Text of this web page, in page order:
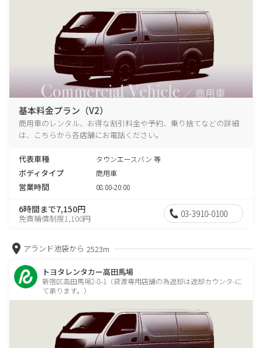
基本料金プラン（V2）
商用車のレンタル、お得な割引料金や予約、乗り捨てなどの詳細
は、こちらから各店舗にお電話ください。
代表車種 タウンエースバン 等
ボディタイプ 商用車
営業時間 08:00-20:00
6時間まで7,150円
免責補償制度1,100円 03-3910-0100
アランド池袋から 2523m
トヨタレンタカー高田馬場
新宿区高田馬場2-8-1（貸渡専用店舗の為返却は返却カウンタ-に
て承ります。）